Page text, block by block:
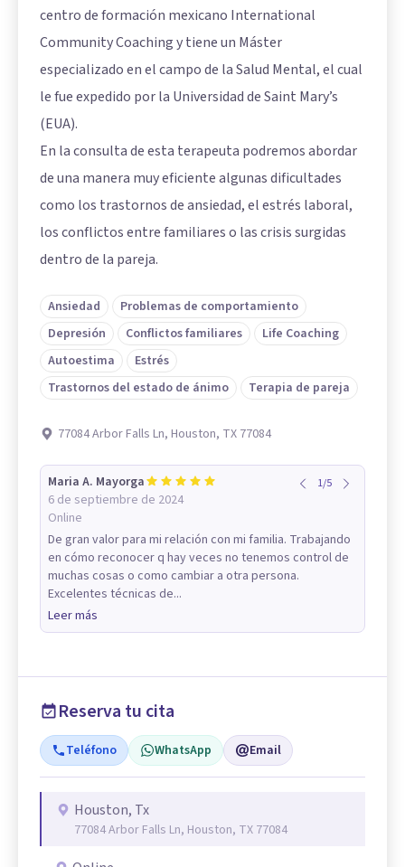
centro de formación mexicano International
Community Coaching y tiene un Máster
especializado en el campo de la Salud Mental, el cual
le fue expedido por la Universidad de Saint Mary’s
(EUA).
En la consulta de esta terapeuta podremos abordar
de una manera muy eficiente algunas dificultades
como los trastornos de ansiedad, el estrés laboral,
los conflictos entre familiares o las crisis surgidas
dentro de la pareja.
Ansiedad
Problemas de comportamiento
Depresión
Conflictos familiares
Life Coaching
Autoestima
Estrés
Trastornos del estado de ánimo
Terapia de pareja
77084 Arbor Falls Ln, Houston, TX 77084
Maria A. Mayorga
6 de septiembre de 2024
Online
1/5
De gran valor para mi relación con mi familia. Trabajando
en cómo reconocer q hay veces no tenemos control de
muchas cosas o como cambiar a otra persona.
Excelentes técnicas de...
Leer más
Reserva tu cita
Teléfono WhatsApp Email
Houston, Tx
77084 Arbor Falls Ln, Houston, TX 77084